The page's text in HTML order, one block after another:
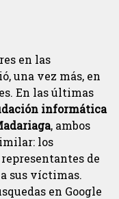
en las
una vez más, en
En las últimas
informática
, ambos
los
de
sus víctimas.
en Google